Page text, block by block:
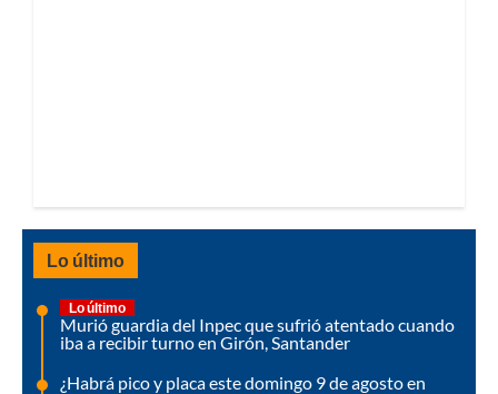
Lo último
Lo último
Murió guardia del Inpec que sufrió atentado cuando
iba a recibir turno en Girón, Santander
¿Habrá pico y placa este domingo 9 de agosto en